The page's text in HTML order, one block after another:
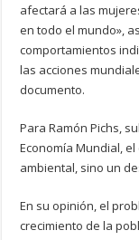
afectará a las
en todo el mundo»,
comportamientos
las acciones
documento.
Para Ramón Pichs,
Economía Mundial,
ambiental, sino un
En su opinión, el
crecimiento de la